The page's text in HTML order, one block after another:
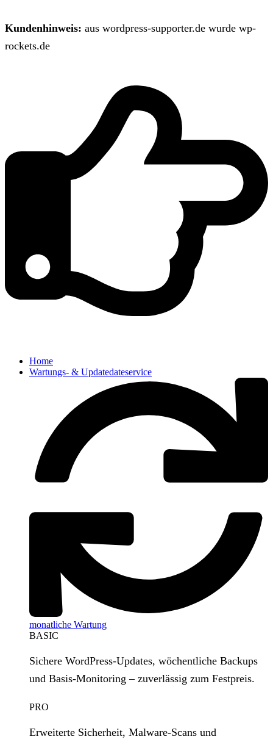
Kundenhinweis: aus wordpress-supporter.de wurde wp-
rockets.de
Home
Wartungs- & Updatedateservice
monatliche Wartung
BASIC
Sichere WordPress‑Updates, wöchentliche Backups
und Basis‑Monitoring – zuverlässig zum Festpreis.
PRO
Erweiterte Sicherheit, Malware‑Scans und